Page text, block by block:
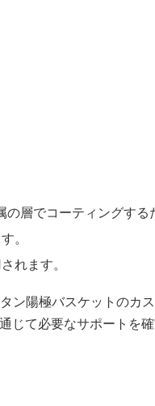
層でコーティングする
。
れます。
ン陽極バスケットのカ
て必要なサポートを